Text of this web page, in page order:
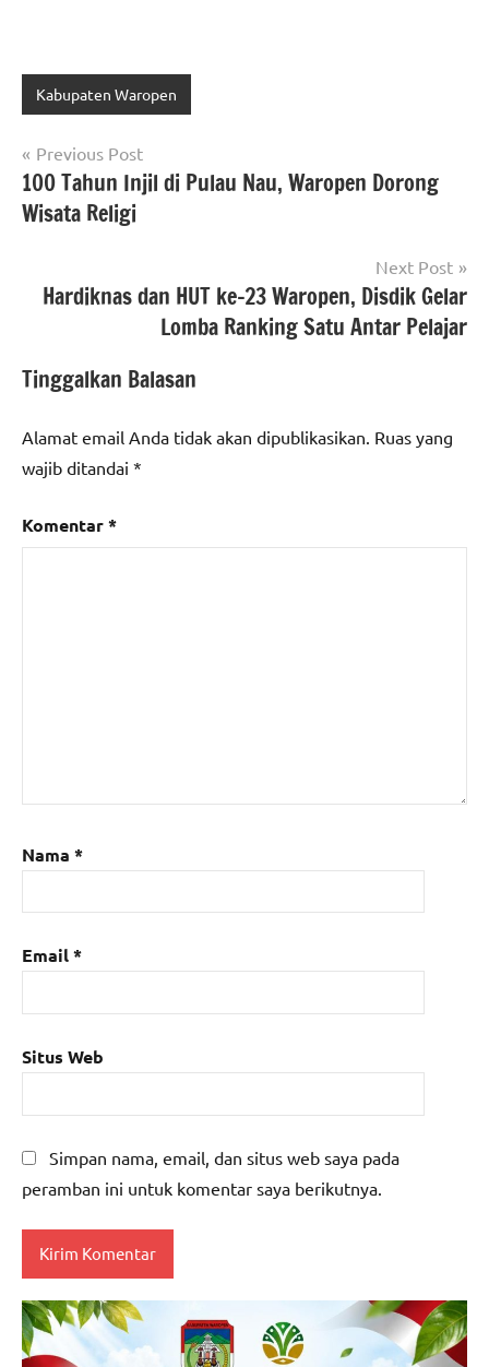
Kabupaten Waropen
Navigasi
pos
Previous Post
100 Tahun Injil di Pulau Nau, Waropen Dorong
Wisata Religi
Next Post
Hardiknas dan HUT ke-23 Waropen, Disdik Gelar
Lomba Ranking Satu Antar Pelajar
Tinggalkan Balasan
Alamat email Anda tidak akan dipublikasikan. Ruas yang
wajib ditandai *
Komentar*
Nama *
Email*
Situs Web
Simpan nama, email, dan situs web saya pada
peramban ini untuk komentar saya berikutnya.